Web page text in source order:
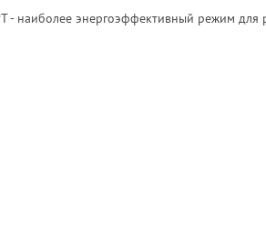
- наиболее энергоэффективный режим для